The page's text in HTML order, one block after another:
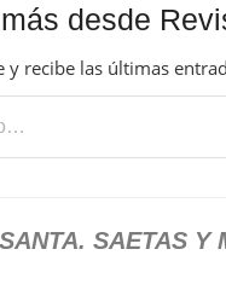
desde
y recibe las últimas
SAETAS Y